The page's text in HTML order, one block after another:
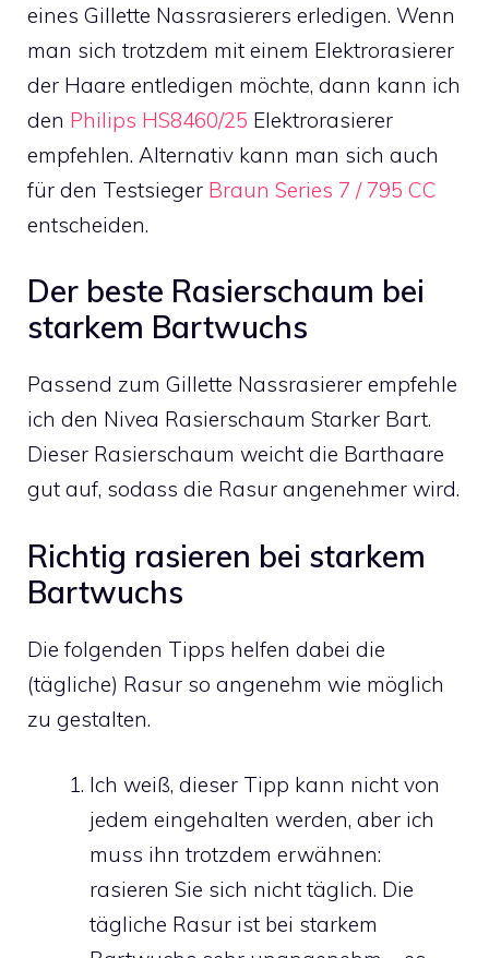
eines Gillette Nassrasierers erledigen. Wenn
man sich trotzdem mit einem Elektrorasierer
der Haare entledigen möchte, dann kann ich
den Philips HS8460/25 Elektrorasierer
empfehlen. Alternativ kann man sich auch
für den Testsieger Braun Series 7 / 795 CC
entscheiden.
Der beste Rasierschaum bei
starkem Bartwuchs
Passend zum Gillette Nassrasierer empfehle
ich den Nivea Rasierschaum Starker Bart.
Dieser Rasierschaum weicht die Barthaare
gut auf, sodass die Rasur angenehmer wird.
Richtig rasieren bei starkem
Bartwuchs
Die folgenden Tipps helfen dabei die
(tägliche) Rasur so angenehm wie möglich
zu gestalten.
Ich weiß, dieser Tipp kann nicht von
jedem eingehalten werden, aber ich
muss ihn trotzdem erwähnen:
rasieren Sie sich nicht täglich. Die
tägliche Rasur ist bei starkem